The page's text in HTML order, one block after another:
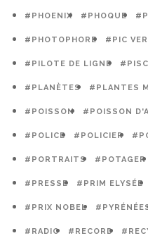
#PHOENIX #PHOQUE
#PHOTOPHORE #PIC
#PILOTE DE LIGNE
#PLANÈTES #PLANTES
#POISSON #POISSON
#POLICE #POLICIER
#PORTRAITS #POTAGER
#PRESSE #PRIM ELYSÉE
#PRIX NOBEL
#RADIO #RECORD